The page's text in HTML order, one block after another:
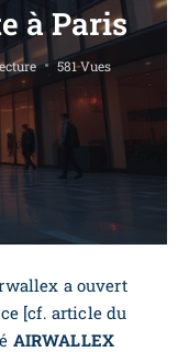
à Paris
581 Vues
a ouvert
[cf. article du
AIRWALLEX